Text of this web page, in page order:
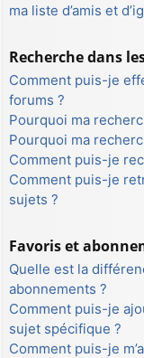
ma liste d’amis et
Recherche dans
Comment puis-je
forums ?
Pourquoi ma
Pourquoi ma
Comment puis-je
Comment puis-je
sujets ?
Favoris et
Quelle est la
abonnements ?
Comment puis-je
sujet spécifique ?
Comment puis-je